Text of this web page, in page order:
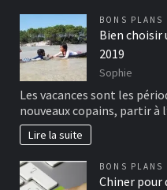
BONS PLANS
Bien choisir
2019
Sophie
Les vacances sont les
nouveaux copains, partir à
Lire la suite
BONS PLANS
Chiner pour